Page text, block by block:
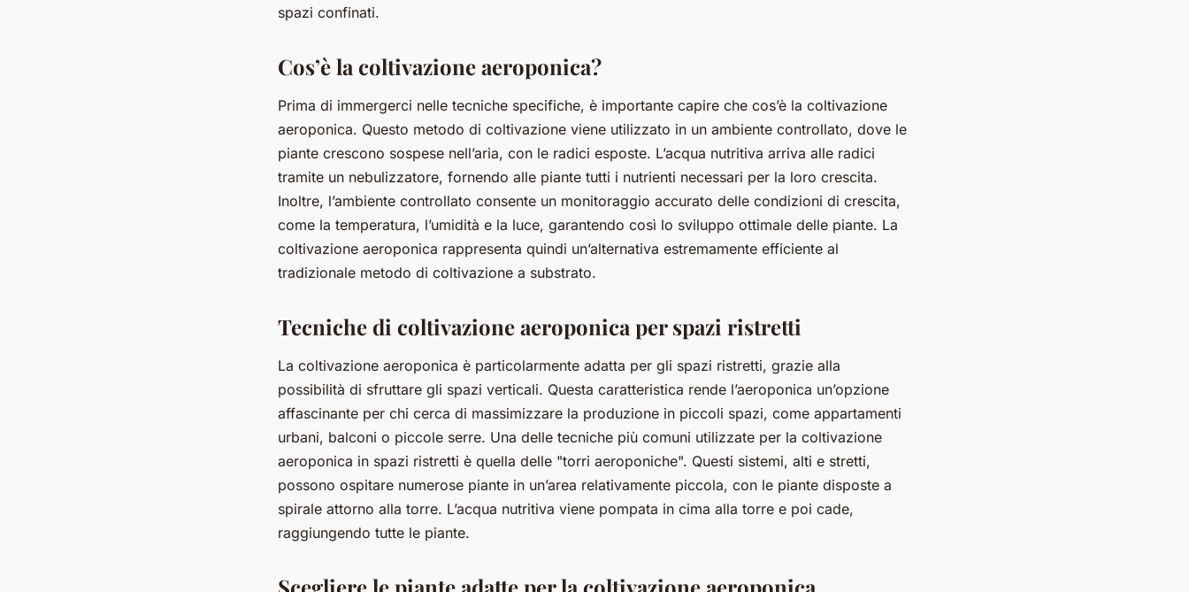
spazi confinati.
Cos’è la coltivazione aeroponica?
Prima di immergerci nelle tecniche specifiche, è importante capire che cos’è la coltivazione
aeroponica. Questo metodo di coltivazione viene utilizzato in un ambiente controllato, dove le
piante crescono sospese nell’aria, con le radici esposte. L’acqua nutritiva arriva alle radici
tramite un nebulizzatore, fornendo alle piante tutti i nutrienti necessari per la loro crescita.
Inoltre, l’ambiente controllato consente un monitoraggio accurato delle condizioni di crescita,
come la temperatura, l’umidità e la luce, garantendo così lo sviluppo ottimale delle piante. La
coltivazione aeroponica rappresenta quindi un’alternativa estremamente efficiente al
tradizionale metodo di coltivazione a substrato.
Tecniche di coltivazione aeroponica per spazi ristretti
La coltivazione aeroponica è particolarmente adatta per gli spazi ristretti, grazie alla
possibilità di sfruttare gli spazi verticali. Questa caratteristica rende l’aeroponica un’opzione
affascinante per chi cerca di massimizzare la produzione in piccoli spazi, come appartamenti
urbani, balconi o piccole serre. Una delle tecniche più comuni utilizzate per la coltivazione
aeroponica in spazi ristretti è quella delle "torri aeroponiche". Questi sistemi, alti e stretti,
possono ospitare numerose piante in un’area relativamente piccola, con le piante disposte a
spirale attorno alla torre. L’acqua nutritiva viene pompata in cima alla torre e poi cade,
raggiungendo tutte le piante.